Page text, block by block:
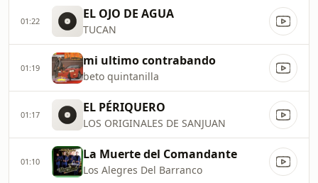
01:22 EL OJO DE AGUA
TUCAN
01:19 mi ultimo contrabando
beto quintanilla
01:17 EL PÉRIQUERO
LOS ORIGINALES DE SANJUAN
01:10 La Muerte del Comandante
Los Alegres Del Barranco